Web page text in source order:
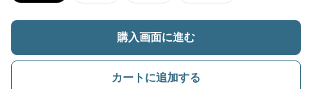
購入画面に進む
カートに追加する